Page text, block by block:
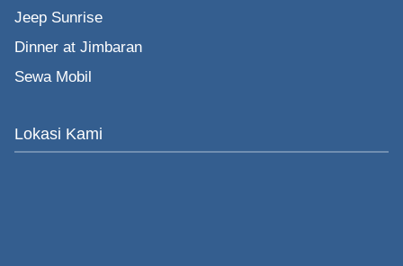
Jeep Sunrise
Dinner at Jimbaran
Sewa Mobil
Lokasi Kami